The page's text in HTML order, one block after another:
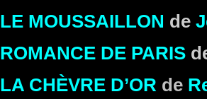
LE MOUSSAILLON de
ROMANCE DE PARIS
LA CHÈVRE D’OR de